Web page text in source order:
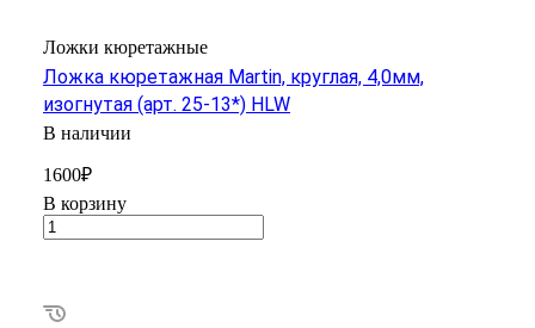
Ложки кюретажные
Ложка кюретажная Martin, круглая, 4,0мм,
изогнутая (арт. 25-13*) HLW
В наличии
1600₽
В корзину